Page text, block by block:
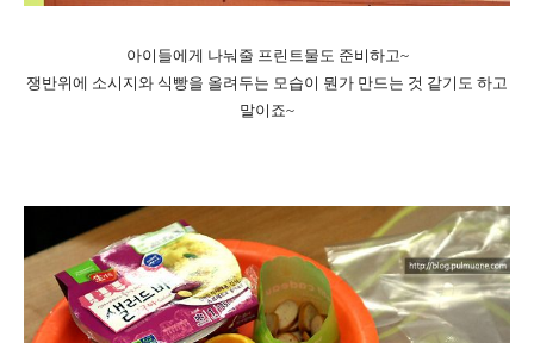
아이들에게 나눠줄 프린트물도 준비하고~
쟁반위에 소시지와 식빵을 올려두는 모습이 뭔가 만드는 것 같기도 하고
말이죠~